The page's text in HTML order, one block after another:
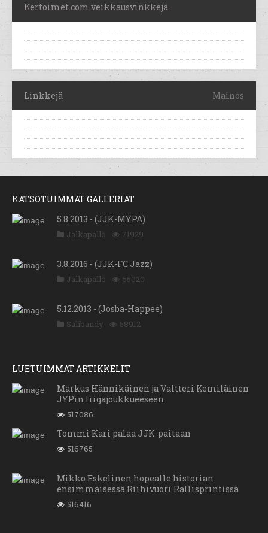
Kertoimet.com veikkausvinkkejä
Linkkejä Mainos
KATSOTUIMMAT GALLERIAT
5.8.2013 - (JJK-MYPA)
Jalkapallo 71929
3.8.2016 - (JJK-FC Jazz)
Jalkapallo 65020
5.12.2013 - (Josba-Happee)
Salibandy 58912
LUETUIMMAT ARTIKKELIT
Markus Hännikäinen ja Valtteri Kemiläinen
JYPin liigajoukkueeseen
517086
Tommi Kari palaa JJK-paitaan
516765
Mikko Eskelinen hopealle historian
ensimmäisessä Riihivuori Rallisprintissä
516416